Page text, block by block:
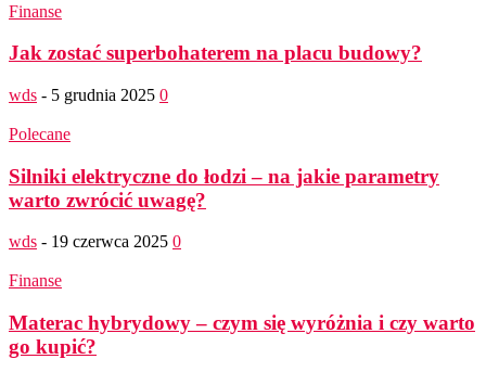
Finanse
Jak zostać superbohaterem na placu budowy?
wds - 5 grudnia 2025 0
Polecane
Silniki elektryczne do łodzi – na jakie parametry
warto zwrócić uwagę?
wds - 19 czerwca 2025 0
Finanse
Materac hybrydowy – czym się wyróżnia i czy warto
go kupić?